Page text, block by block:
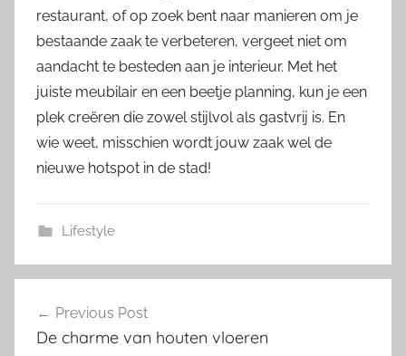
restaurant, of op zoek bent naar manieren om je
bestaande zaak te verbeteren, vergeet niet om
aandacht te besteden aan je interieur. Met het
juiste meubilair en een beetje planning, kun je een
plek creëren die zowel stijlvol als gastvrij is. En
wie weet, misschien wordt jouw zaak wel de
nieuwe hotspot in de stad!
Lifestyle
navigation
Previous Post
De charme van houten vloeren